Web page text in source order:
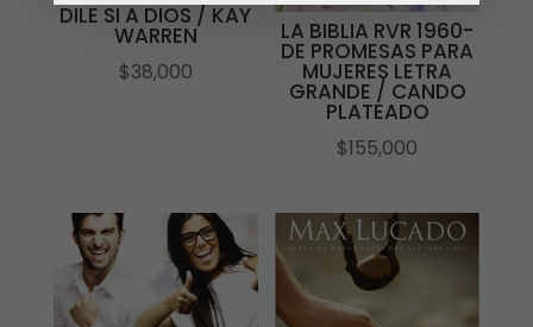
DILE SI A DIOS / KAY
WARREN
$38,000
LA BIBLIA RVR 1960-
DE PROMESAS PARA
MUJERES LETRA
GRANDE / CANDO
PLATEADO
$155,000